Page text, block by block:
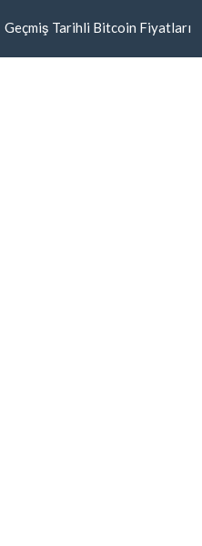
Geçmiş Tarihli Bitcoin Fiyatları